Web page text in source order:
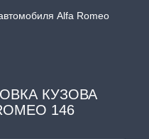
Alfa Romeo
КУЗОВА
146